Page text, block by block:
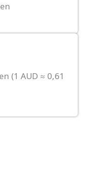
(1 AUD ≈ 0,61